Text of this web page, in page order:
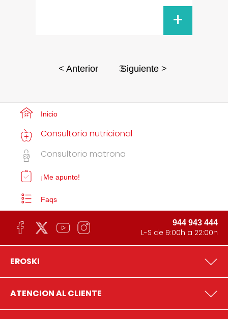
+
< Anterior 3Siguiente >
Inicio
Consultorio nutricional
Consultorio matrona
¡Me apunto!
Faqs
944 943 444
L-S de 9:00h a 22:00h
EROSKI
ATENCION AL CLIENTE